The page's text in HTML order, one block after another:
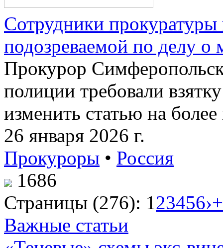
Сотрудники
подозреваемой по делу о
Прокурор
полиции требовали
изменить статью на
26 января 2026 г.
Прокуроры • Россия
1686
Страницы (276): 123456›
Важные статьи